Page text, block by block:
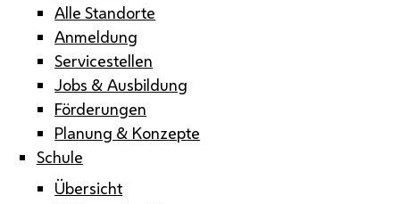
Alle Standorte
Anmeldung
Servicestellen
Jobs & Ausbildung
Förderungen
Planung & Konzepte
Schule
Übersicht